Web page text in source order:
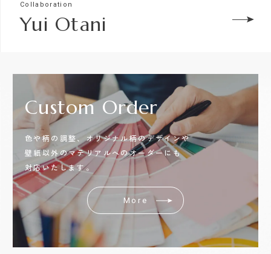
Collaboration
Yui Otani
CustomOrder
色や柄の調整、オリジナル柄のデザインや
壁紙以外のマテリアルへのオーダーにも
対応いたします。
More